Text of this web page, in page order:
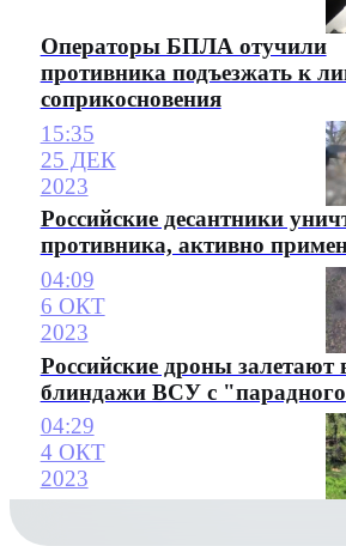
Операторы БПЛА отучили
противника подъезжать к
соприкосновения
15:35
25 ДЕК
2023
Российские десантники
противника, активно
04:09
6 ОКТ
2023
Российские дроны залетают
блиндажи ВСУ с
04:29
4 ОКТ
2023